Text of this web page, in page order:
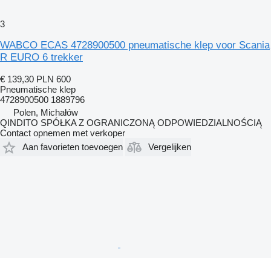
3
WABCO ECAS 4728900500 pneumatische klep voor Scania
R EURO 6 trekker
€ 139,30 PLN 600
Pneumatische klep
4728900500 1889796
Polen, Michałów
QINDITO SPÓŁKA Z OGRANICZONĄ ODPOWIEDZIALNOŚCIĄ
Contact opnemen met verkoper
Aan favorieten toevoegen
Vergelijken